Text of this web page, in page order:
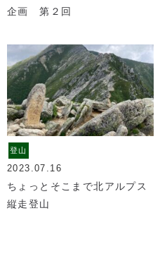
企画 第２回
登山
2023.07.16
ちょっとそこまで北アルプス
縦走登山